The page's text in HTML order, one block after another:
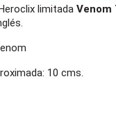
limitadaVenom
10 cms.